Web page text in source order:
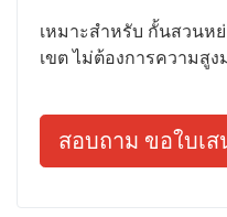
เหมาะสำหรับ กั้นสวนห
เขต ไม่ต้องการความสูง
สอบถาม ขอใบเส